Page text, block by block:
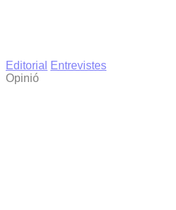
Editorial
Entrevistes
Opinió